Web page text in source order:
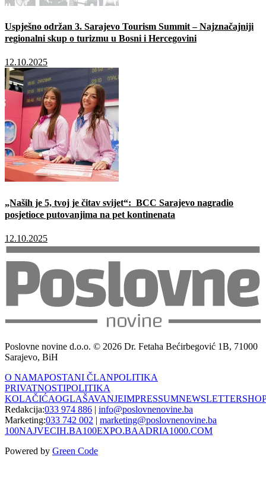
Uspješno održan 3. Sarajevo Tourism Summit – Najznačajniji
regionalni skup o turizmu u Bosni i Hercegovini
12.10.2025
„Naših je 5, tvoj je čitav svijet“: BCC Sarajevo nagradio
posjetioce putovanjima na pet kontinenata
12.10.2025
Poslovne novine d.o.o. © 2026 Dr. Fetaha Bećirbegović 1B, 71000
Sarajevo, BiH
O NAMAPOSTANI ČLANPOLITIKA
PRIVATNOSTIPOLITIKA
KOLAČIĆAOGLAŠAVANJEIMPRESSUMNEWSLETTER
Redakcija:033 974 886 | info@poslovnenovine.ba
Marketing:033 742 002 | marketing@poslovnenovine.ba
100NAJVECIH.BA100EXPO.BAADRIA1000.COM
Powered by Green Code